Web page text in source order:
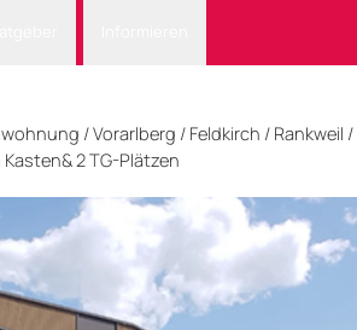
/Vorarlberg / Feldkirch / Rankweil /
2 TG-Plätzen